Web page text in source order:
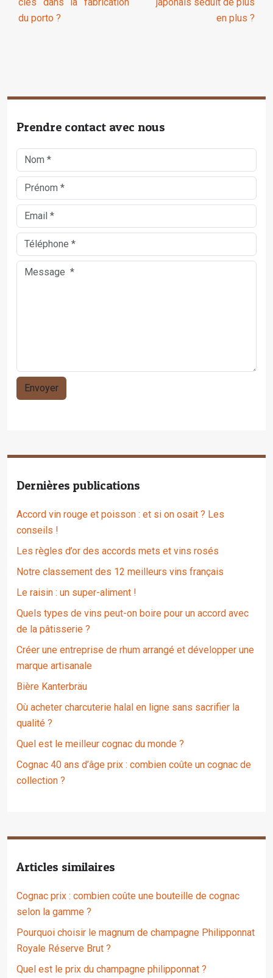
du porto ?
en plus ?
Prendre contact avec nous
Dernières publications
Accord vin rouge et poisson : et si on osait ? Les
conseils !
Les règles d’or des accords mets et vins rosés
Notre classement des 12 meilleurs vins français
Le raisin : un super-aliment !
Quels types de vins peut-on boire pour un accord avec
de la pâtisserie ?
Créer une entreprise de rhum arrangé et développer une
marque artisanale
Bière Kanterbräu
Où acheter charcuterie halal en ligne sans sacrifier la
qualité ?
Quel est le meilleur cognac du monde ?
Cognac 40 ans d’âge prix : combien coûte un cognac de
collection ?
Articles similaires
Cognac prix : combien coûte une bouteille de cognac
selon la gamme ?
Pourquoi choisir le magnum de champagne Philipponnat
Royale Réserve Brut ?
Quel est le prix du champagne philipponnat ?